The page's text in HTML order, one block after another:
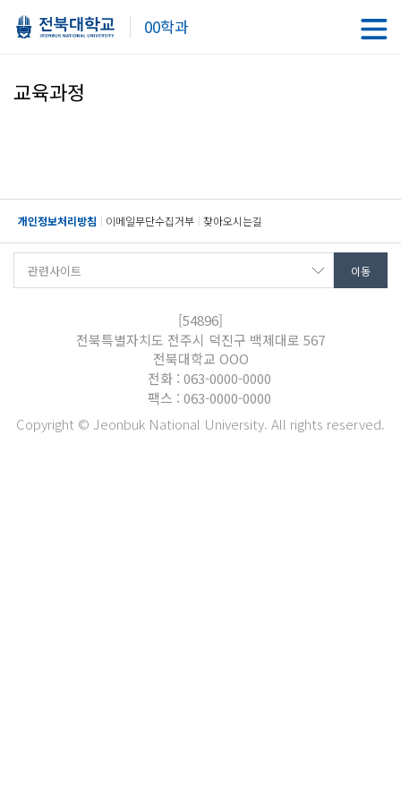
00학과
교육과정
개인정보처리방침 이메일무단수집거부 찾아오시는길
[54896]
전북특별자치도 전주시 덕진구 백제대로 567
전북대학교 OOO
전화 : 063-0000-0000
팩스 : 063-0000-0000
Copyright © Jeonbuk National University. All rights reserved.